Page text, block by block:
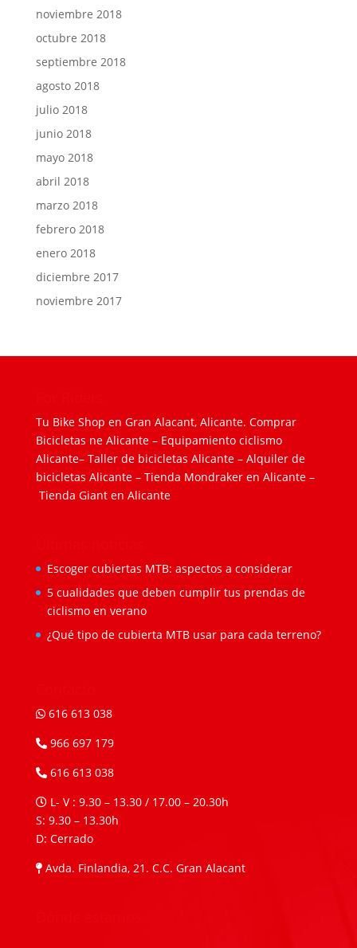
noviembre 2018
octubre 2018
septiembre 2018
agosto 2018
julio 2018
junio 2018
mayo 2018
abril 2018
marzo 2018
febrero 2018
enero 2018
diciembre 2017
noviembre 2017
Tu Bike Shop en Gran Alacant, Alicante. Comprar
Bicicletas ne Alicante– Equipamiento ciclismo
Alicante– Taller de bicicletas Alicante– Alquiler de
bicicletas Alicante– Tienda Mondraker en Alicante–
Tienda Giant en Alicante
Escoger cubiertas MTB: aspectos a considerar
5 cualidades que deben cumplir tus prendas de
ciclismo en verano
¿Qué tipo de cubierta MTB usar para cada terreno?
616 613 038
966 697 179
616 613 038
L- V : 9.30 – 13.30 / 17.00 – 20.30h
S: 9.30 – 13.30h
D: Cerrado
Avda. Finlandia, 21. C.C. Gran Alacant